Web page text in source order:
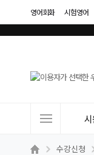
영어회화 시험영어
트
수강신청